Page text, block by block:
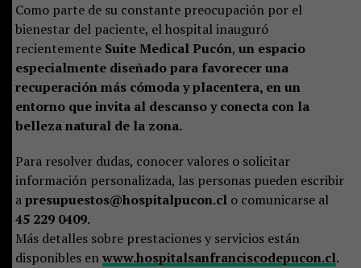
Como parte de su constante preocupación por el
bienestar del paciente, el hospital inauguró
recientemente Suite Medical Pucón, un espacio
especialmente diseñado para favorecer una
recuperación más cómoda y placentera, en un
entorno que invita al descanso y conecta con la
belleza natural de la zona.
Para resolver dudas, conocer valores o solicitar
información personalizada, las personas pueden escribir
apresupuestos@hospitalpucon.clo comunicarse al
45 229 0409.
Más detalles sobre prestaciones y servicios están
disponibles enwww.hospitalsanfranciscodepucon.cl.